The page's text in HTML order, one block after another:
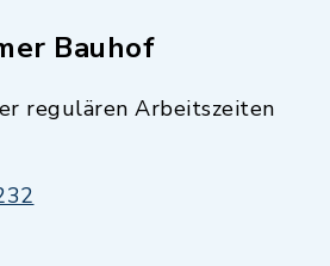
Bauhof
regulären Arbeitszeiten